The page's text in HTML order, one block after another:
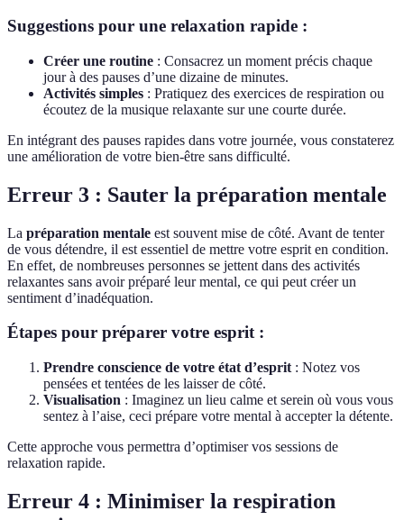
Suggestions pour une relaxation rapide :
Créer une routine : Consacrez un moment précis chaque
jour à des pauses d’une dizaine de minutes.
Activités simples : Pratiquez des exercices de respiration ou
écoutez de la musique relaxante sur une courte durée.
En intégrant des pauses rapides dans votre journée, vous constaterez
une amélioration de votre bien-être sans difficulté.
Erreur 3 : Sauter la préparation mentale
La préparation mentale est souvent mise de côté. Avant de tenter
de vous détendre, il est essentiel de mettre votre esprit en condition.
En effet, de nombreuses personnes se jettent dans des activités
relaxantes sans avoir préparé leur mental, ce qui peut créer un
sentiment d’inadéquation.
Étapes pour préparer votre esprit :
Prendre conscience de votre état d’esprit : Notez vos
pensées et tentées de les laisser de côté.
Visualisation : Imaginez un lieu calme et serein où vous vous
sentez à l’aise, ceci prépare votre mental à accepter la détente.
Cette approche vous permettra d’optimiser vos sessions de
relaxation rapide.
Erreur 4 : Minimiser la respiration